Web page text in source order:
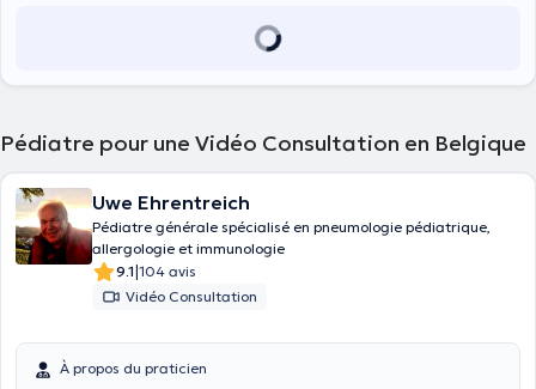
Pédiatre pour une Vidéo Consultation en Belgique
Uwe Ehrentreich
Pédiatre générale spécialisé en pneumologie pédiatrique,
allergologie et immunologie
9.1|104 avis
Vidéo Consultation
À propos du praticien